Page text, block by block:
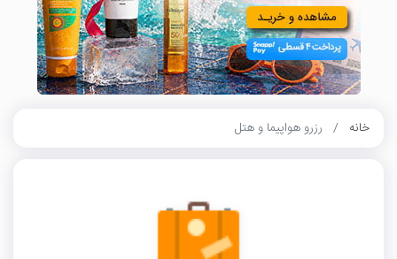
خانه رزرو هواپیما و هتل